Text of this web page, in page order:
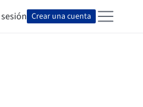
Crear una cuenta